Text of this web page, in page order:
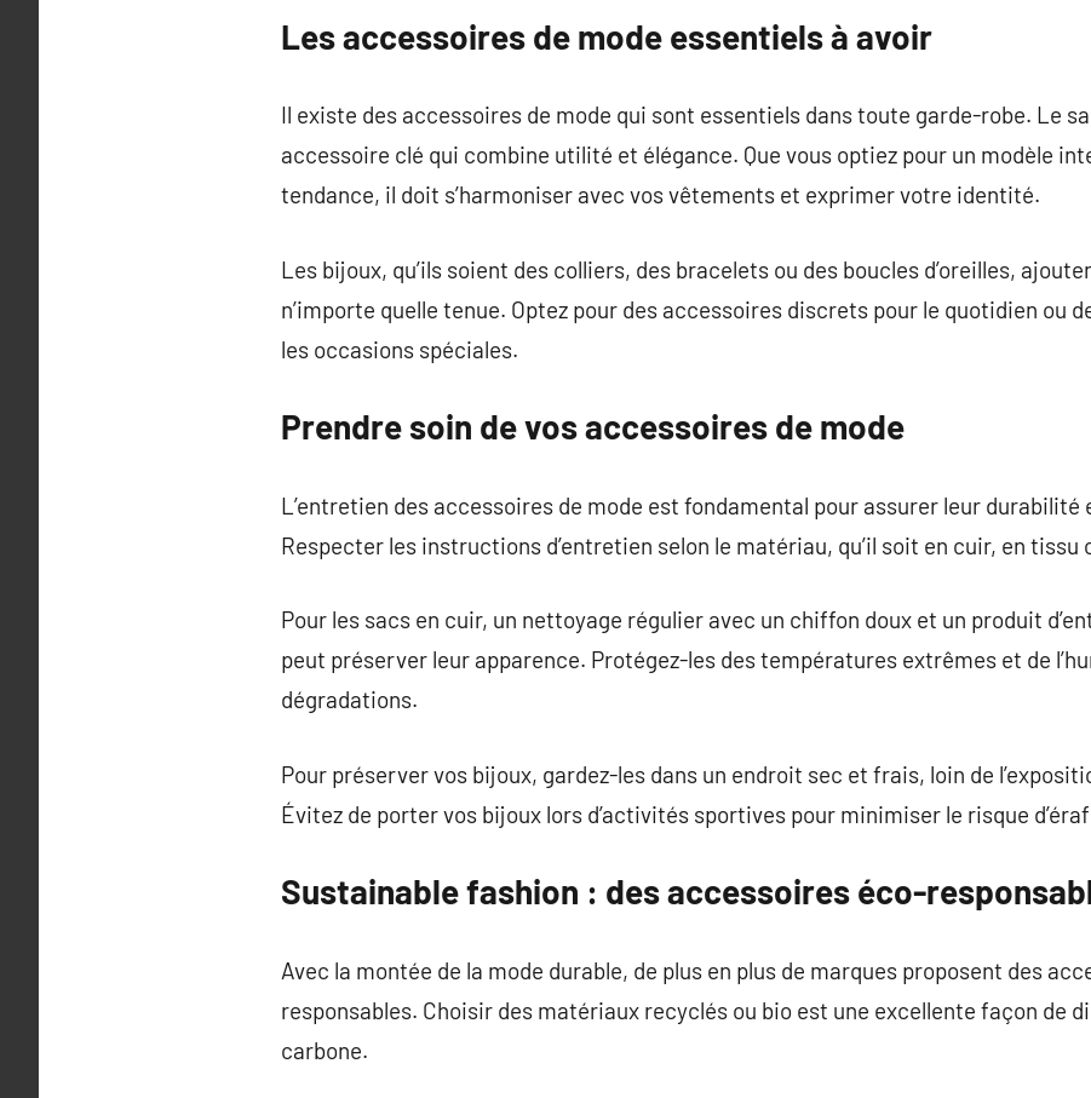
Les accessoires de mode essentiels à avoir
Il existe des accessoires de mode qui sont essentiels dans toute garde-robe. Le
accessoire clé qui combine utilité et élégance. Que vous optiez pour un modèle
tendance, il doit s’harmoniser avec vos vêtements et exprimer votre identité.
Les bijoux, qu’ils soient des colliers, des bracelets ou des boucles d’oreilles,
n’importe quelle tenue. Optez pour des accessoires discrets pour le quotidien ou
les occasions spéciales.
Prendre soin de vos accessoires de mode
L’entretien des accessoires de mode est fondamental pour assurer leur
Respecter les instructions d’entretien selon le matériau, qu’il soit en cuir, en tissu
Pour les sacs en cuir, un nettoyage régulier avec un chiffon doux et un produit
peut préserver leur apparence. Protégez-les des températures extrêmes et de
dégradations.
Pour préserver vos bijoux, gardez-les dans un endroit sec et frais, loin de
Évitez de porter vos bijoux lors d’activités sportives pour minimiser le risque
Sustainable fashion : des accessoires éco-
Avec la montée de la mode durable, de plus en plus de marques proposent des
responsables. Choisir des matériaux recyclés ou bio est une excellente façon de
carbone.